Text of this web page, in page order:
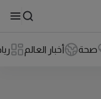
صحة أخبار العالم